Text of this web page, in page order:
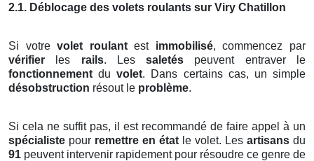
2.1. Déblocage des volets roulants sur Viry Chatillon
Si votrevolet roulantest immobilisé, commencez par
vérifier les rails. Lessaletés peuvent entraver le
fonctionnement duvolet. Dans certains cas, un simple
désobstruction résout le problème.
Si cela ne suffit pas, il est recommandé de faire appel à un
spécialiste pour remettre en état le volet. Les artisans du
91 peuvent intervenir rapidement pour résoudre ce genre de